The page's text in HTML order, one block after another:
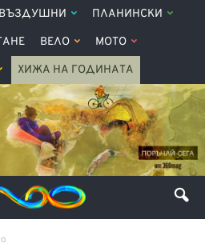
ВЪЗДУШНИ ПЛАНИНСКИ
ВЕЛО МОТО
ХИЖА НА ГОДИНАТА